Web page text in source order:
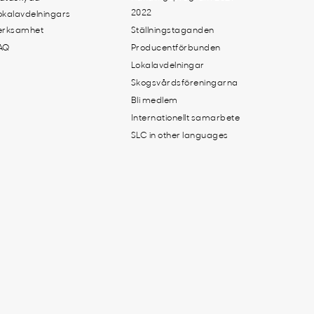
2022
Ställningstaganden
Producentförbunden
Lokalavdelningar
Skogsvårdsföreningarna
Bli medlem
Internationellt samarbete
SLC in other languages